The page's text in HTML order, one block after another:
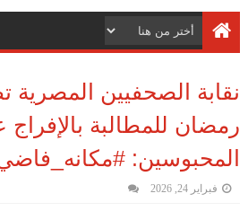
نقابة الصحفيين المصرية
رمضان للمطالبة بالإفراج
المحبوسين:
فبراير 24, 2026